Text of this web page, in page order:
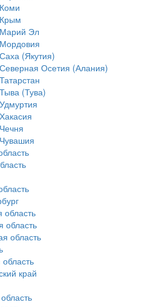
Марий Эл
(Якутия)
Осетия (Алания)
(Тува)
область
область
область
край